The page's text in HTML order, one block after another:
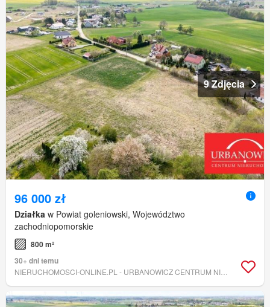
9 Zdjęcia
96 000 zł
Działka w Powiat goleniowski, Województwo
zachodniopomorskie
800 m²
30+ dni temu